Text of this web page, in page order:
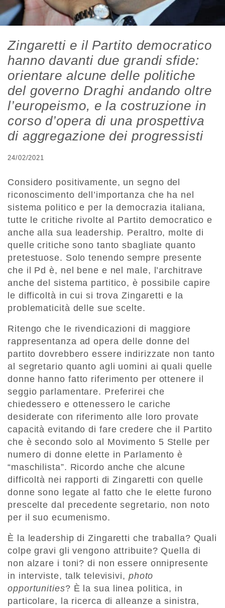
Zingaretti e il Partito democratico
hanno davanti due grandi sfide:
orientare alcune delle politiche
del governo Draghi andando oltre
l’europeismo, e la costruzione in
corso d’opera di una prospettiva
di aggregazione dei progressisti
24/02/2021
Considero positivamente, un segno del
riconoscimento dell’importanza che ha nel
sistema politico e per la democrazia italiana,
tutte le critiche rivolte al Partito democratico e
anche alla sua leadership. Peraltro, molte di
quelle critiche sono tanto sbagliate quanto
pretestuose. Solo tenendo sempre presente
che il Pd è, nel bene e nel male, l’architrave
anche del sistema partitico, è possibile capire
le difficoltà in cui si trova Zingaretti e la
problematicità delle sue scelte.
Ritengo che le rivendicazioni di maggiore
rappresentanza ad opera delle donne del
partito dovrebbero essere indirizzate non tanto
al segretario quanto agli uomini ai quali quelle
donne hanno fatto riferimento per ottenere il
seggio parlamentare. Preferirei che
chiedessero e ottenessero le cariche
desiderate con riferimento alle loro provate
capacità evitando di fare credere che il Partito
che è secondo solo al Movimento 5 Stelle per
numero di donne elette in Parlamento è
“maschilista”. Ricordo anche che alcune
difficoltà nei rapporti di Zingaretti con quelle
donne sono legate al fatto che le elette furono
prescelte dal precedente segretario, non noto
per il suo ecumenismo.
È la leadership di Zingaretti che traballa? Quali
colpe gravi gli vengono attribuite? Quella di
non alzare i toni? di non essere onnipresente
in interviste, talk televisivi, photo
opportunities? È la sua linea politica, in
particolare, la ricerca di alleanze a sinistra,